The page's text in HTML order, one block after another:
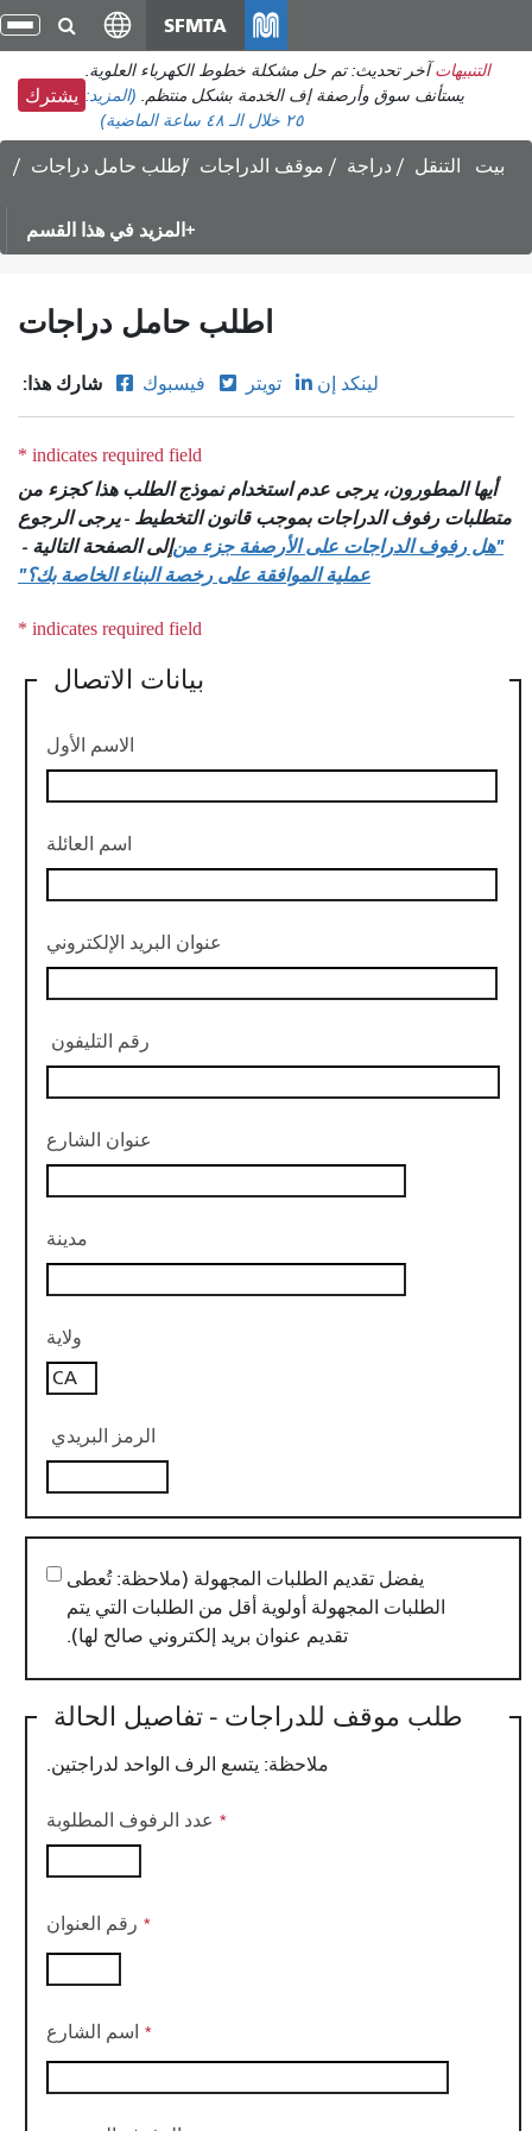
انتقل
إلى
المحتوى
الرئيسي
SFMTA
التنبيهات آخر تحديث: تم حل مشكلة خطوط الكهرباء العلوية.
يستأنف سوق وأرصفة إف الخدمة بشكل منتظم. (المزيد:
٢٥ خلال الـ ٤٨ ساعة الماضية)
يشترك
بيت التنقل دراجة موقف الدراجات اطلب حامل دراجات
المزيد في هذا القسم
اطلب حامل دراجات
شارك هذا: فيسبوك تويتر لينكد إن
أيها المطورون، يرجى عدم استخدام نموذج الطلب هذا كجزء من
متطلبات رفوف الدراجات بموجب قانون التخطيط - يرجى الرجوع
إلى الصفحة التالية -"هل رفوف الدراجات على الأرصفة جزء من
عملية الموافقة على رخصة البناء الخاصة بك؟"
بيانات الاتصال
الاسم الأول
اسم العائلة
عنوان البريد الإلكتروني
رقم التليفون
عنوان الشارع
مدينة
ولاية
الرمز البريدي
يفضل تقديم الطلبات المجهولة (ملاحظة: تُعطى
الطلبات المجهولة أولوية أقل من الطلبات التي يتم
تقديم عنوان بريد إلكتروني صالح لها).
طلب موقف للدراجات - تفاصيل الحالة
ملاحظة: يتسع الرف الواحد لدراجتين.
عدد الرفوف المطلوبة
رقم العنوان
اسم الشارع